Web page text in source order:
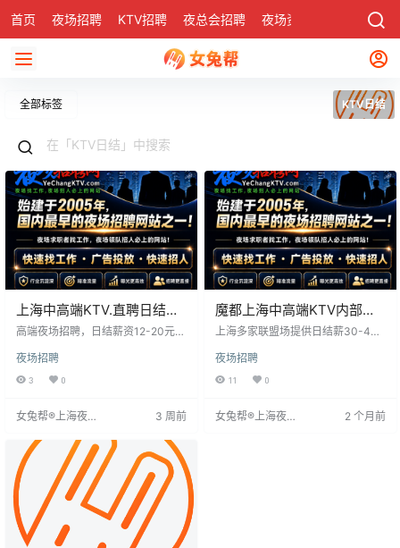
首页 夜场招聘 KTV招聘 夜总会招聘 夜场资讯 社区
全部标签 KTV日结
上海中高端KTV.直聘日结无
任务
高端夜场招聘，日结薪资12-20元，
报销路费。提供免费宿舍及生活支
持，适合高素养客户群。经验丰富
率，是明智选择。
夜场招聘
3 0
女兔帮®上海夜场
3 周前
魔都上海中高端KTV内部直
招日结无任务!
上海多家联盟场提供日结薪30-40
泼、形象佳，身高170以上，提供住
宿。工作内容与客户互动，活跃气
寻求更大平台者联系。面试报销车
夜场招聘
11 0
女兔帮®上海夜场
2 个月前